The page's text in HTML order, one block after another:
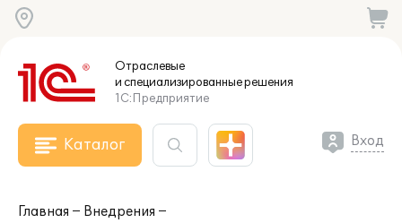
Отраслевые
и специализированныерешения
1С:Предприятие
Каталог Вход
Главная
Внедрения